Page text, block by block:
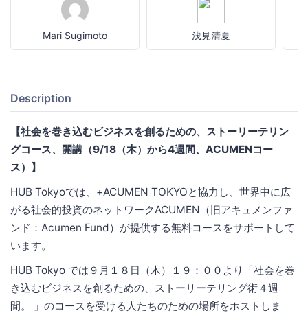
Mari Sugimoto 浅見清夏
Description
【社会を巻き込むビジネスを創るための、ストーリーテリン
グコース、開講（9/18（木）から4週間、ACUMENコー
ス）】
HUB Tokyoでは、+ACUMEN TOKYOと協力し、世界中に広
がる社会的投資のネットワークACUMEN（旧アキュメンファ
ンド：Acumen Fund）が提供する無料コースをサポートして
います。
HUB Tokyo では９月１８日（木）１９：００より「社会を巻
き込むビジネスを創るための、ストーリーテリング術４週
間。 」のコースを受ける人たちのための場所をホストしま